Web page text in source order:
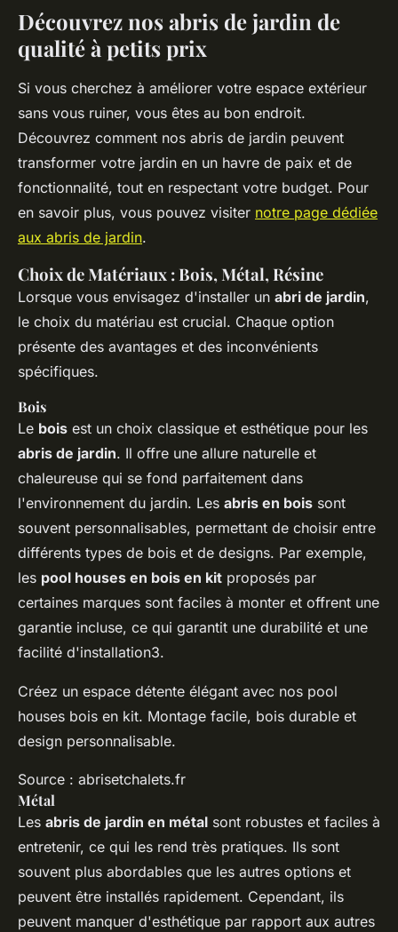
Découvrez nos abris de jardin
de qualité à petits prix
admin•19 mars 2025 •5 min de lecture
Découvrez nos abris de jardin de
qualité à petits prix
Si vous cherchez à améliorer votre espace extérieur
sans vous ruiner, vous êtes au bon endroit.
Découvrez comment nos abris de jardin peuvent
transformer votre jardin en un havre de paix et de
fonctionnalité, tout en respectant votre budget. Pour
en savoir plus, vous pouvez visiter notre page dédiée
aux abris de jardin.
Choix de Matériaux : Bois, Métal, Résine
Lorsque vous envisagez d'installer un abri de jardin,
le choix du matériau est crucial. Chaque option
présente des avantages et des inconvénients
spécifiques.
Bois
Le bois est un choix classique et esthétique pour les
abris de jardin. Il offre une allure naturelle et
chaleureuse qui se fond parfaitement dans
l'environnement du jardin. Les abris en bois sont
souvent personnalisables, permettant de choisir entre
différents types de bois et de designs. Par exemple,
les pool houses en bois en kit proposés par
certaines marques sont faciles à monter et offrent une
garantie incluse, ce qui garantit une durabilité et une
facilité d'installation3.
Créez un espace détente élégant avec nos pool
houses bois en kit. Montage facile, bois durable et
design personnalisable.
Source : abrisetchalets.fr
Métal
Les abris de jardin en métal sont robustes et faciles à
entretenir, ce qui les rend très pratiques. Ils sont
souvent plus abordables que les autres options et
peuvent être installés rapidement. Cependant, ils
peuvent manquer d'esthétique par rapport aux autres